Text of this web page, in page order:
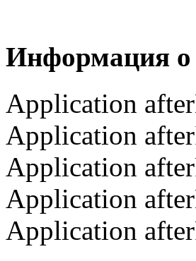
Информация о
Application
Application
Application
Application
Application